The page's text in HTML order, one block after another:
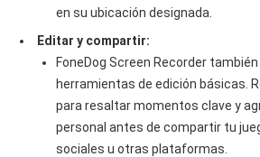
en su ubicación designada.
Editar y compartir:
FoneDog Screen Recorder
herramientas de edición básicas.
para resaltar momentos clave y
personal antes de compartir tu
sociales u otras plataformas.